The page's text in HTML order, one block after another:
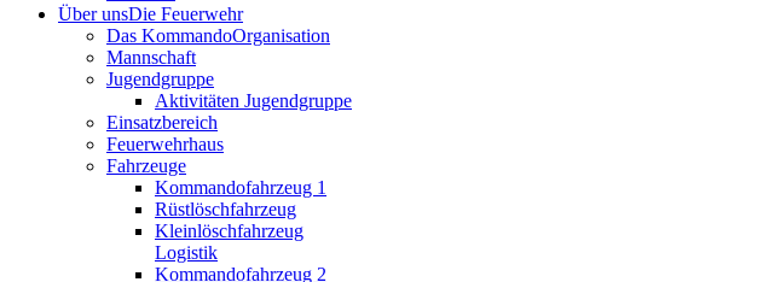
Über unsDie Feuerwehr
Das KommandoOrganisation
Mannschaft
Jugendgruppe
Aktivitäten Jugendgruppe
Einsatzbereich
Feuerwehrhaus
Fahrzeuge
Kommandofahrzeug 1
Rüstlöschfahrzeug
Kleinlöschfahrzeug
Logistik
Kommandofahrzeug 2